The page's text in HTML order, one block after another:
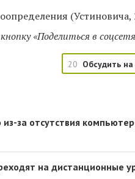
(Устиновича,
«Поделиться в
20 Обсудить
за отсутствия
на дистанционные